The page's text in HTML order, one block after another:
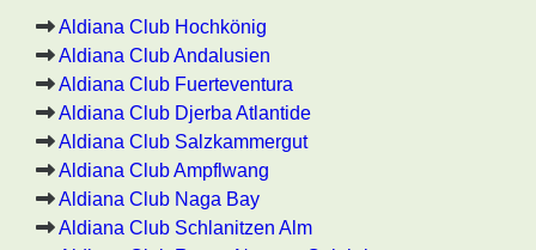
Aldiana Club Hochkönig
Aldiana Club Andalusien
Aldiana Club Fuerteventura
Aldiana Club Djerba Atlantide
Aldiana Club Salzkammergut
Aldiana Club Ampflwang
Aldiana Club Naga Bay
Aldiana Club Schlanitzen Alm